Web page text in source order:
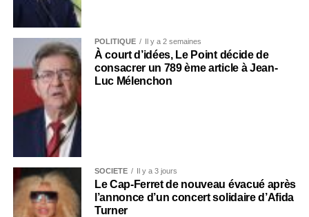
POLITIQUE Il y a 2 semaines
À court d’idées, Le Point décide de
consacrer un 789 ème article à Jean-
Luc Mélenchon
SOCIÉTÉ Il y a 3 jours
Le Cap-Ferret de nouveau évacué après
l’annonce d’un concert solidaire d’Afida
Turner